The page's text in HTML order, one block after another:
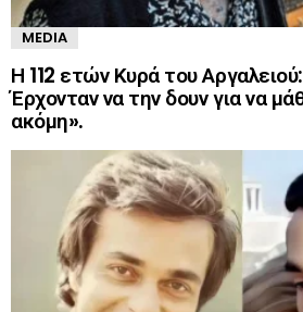
MEDIA
Η 112 ετών Κυρά του
Έρχονταν να την δουν για να
ακόμη».